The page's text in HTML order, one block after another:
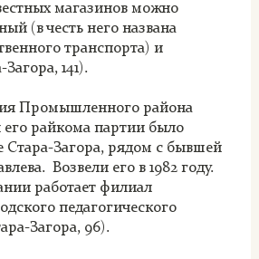
магазинов можно
(в честь него названа
транспорта) и
141).
Промышленного района
его райкома партии было
Стара-Загора, рядом с бывшей
Возвели его в 1982 году.
работает филиал
педагогического
Загора, 96).